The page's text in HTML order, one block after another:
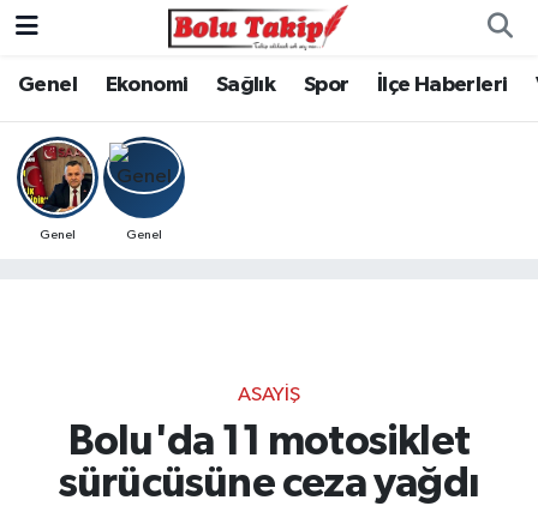
Genel Ekonomi Sağlık Spor İlçe Haberleri
Genel Genel
ASAYIŞ
Bolu'da 11 motosiklet
sürücüsüne ceza yağdı